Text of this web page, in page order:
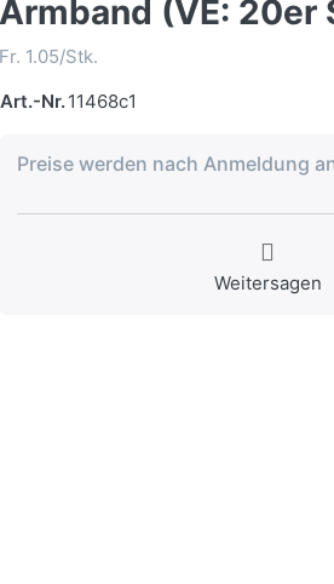
Armband (VE: 20er
Fr. 1.05/Stk.
Art.-Nr.11468c1
Preise werden nach Anmeldung
Weitersagen